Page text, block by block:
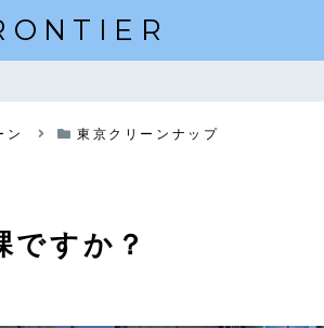
ン 東京クリーンナップ
ですか？